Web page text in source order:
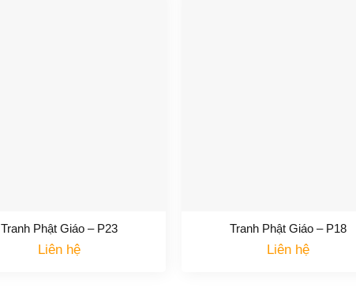
Tranh Phật Giáo – P23
Liên hệ
Tranh Phật Giáo – P18
Liên hệ